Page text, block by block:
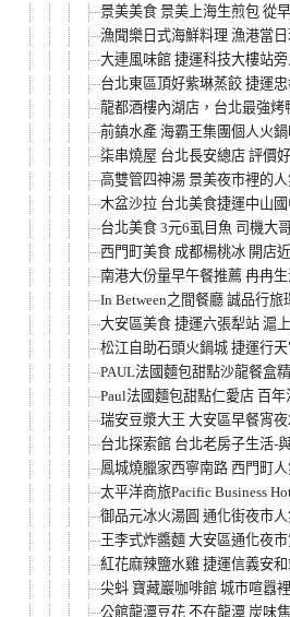
景美美食 景美上海生煎包 從
漁聞樂日式海鮮料理 漁港當
大連風味館 捷運科技大樓站
台北東區頂好紫琳蒸餃 捷運
龍都酒樓內湖店，台北最強
前鎮水產 海霸王集團個人火
柒串燒屋 台北長安總店 評價
高雙管四神湯 景美夜市裡的
木盆沙拉 台北美食捷運中山
台北美食 3元6虱目魚 司機大
西門町美食 成都楊桃冰 開店
南港大份量早午餐推薦 冉冉
In Between之間餐廳 誠品行
大安區美食 捷運六張犁站 滬
松江自助石頭火鍋城 捷運行
PAUL法國麵包甜點沙龍餐盒
Paul法國麵包甜點仁愛店 百
瑞安豆漿大王 大安區早餐宵
台北探索館 台北老房子生活-
鳳城燒臘家西寧南路 西門町
太平洋商旅Pacific Business
御品元冰火湯圓 通化街夜市
王李式炸醬麵 大安區通化夜
紅花麻辣鹽水雞 捷運信義安
尖蚪 寶藏巖咖啡館 城市喧囂
公館龍潭豆花 不在龍潭 炭味